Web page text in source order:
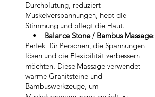
Durchblutung, reduziert
Muskelverspannungen, hebt die
Stimmung und pflegt die Haut.
•
Balance Stone / Bambus Massage:
Perfekt für Personen, die Spannungen
lösen und die Flexibilität verbessern
möchten. Diese Massage verwendet
warme Granitsteine und
Bambuswerkzeuge, um